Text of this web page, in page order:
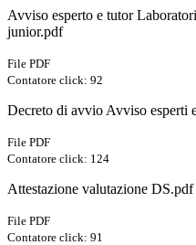
Avviso esperto e tutor
junior.pdf
File PDF
Contatore click: 92
Decreto di avvio Avviso esperti
File PDF
Contatore click: 124
Attestazione valutazione DS.pdf
File PDF
Contatore click: 91